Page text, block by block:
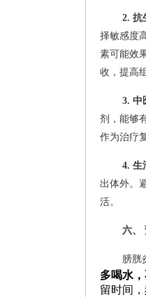
2. 抗
择敏感度
素可能效
收，提高
3. 中
剂，能够
作为治疗
4. 生
出体外。
活。
六、
膀胱
多喝水，
留时间